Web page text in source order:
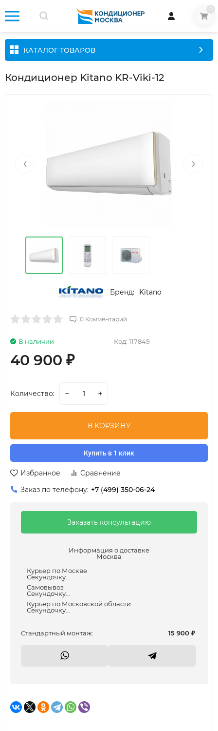
КАТАЛОГ ТОВАРОВ
Кондиционер Kitano KR-Viki-12
‹ ›
Бренд: Kitano
0 Комментарий
Код: 117849
В наличии
40 900 ₽
Количество:
В КОРЗИНУ
Купить в 1 клик
Избранное
Сравнение
Заказ по телефону: +7 (499) 350-06-24
Заказать консультацию
Информация о доставке
Москва
Курьер по Москве
Секундочку...
Самовывоз
Секундочку...
Курьер по Московской области
Секундочку...
Cтандартный монтаж: 15 900 ₽